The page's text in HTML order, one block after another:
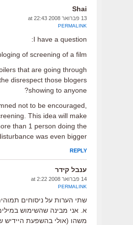
Shai
13 פברואר 2008 at 22:43
PERMALINK
I have a question:
of screening of a film.
that are going through
disrespect those blogers
showing to anyone?
not to be encouraged,
This idea will make
than 1 person doing the
was even bigger.
REPLY
ענבל קידר
14 פברואר 2008 at 2:22
PERMALINK
שתי הערות על ניסוחים
א. אני מבינה שהשימוש
משהו (אולי בהשפעת